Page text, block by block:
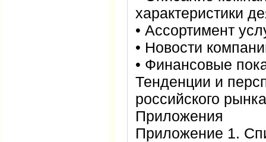
характеристики
• Ассортимент
• Новости
• Финансовые
Тенденции и
российского
Приложения
Приложение 1.